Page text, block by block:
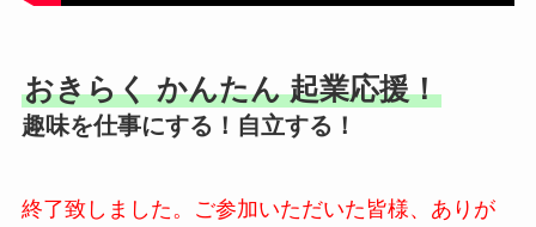
おきらく かんたん 起業応援！
趣味を仕事にする！自立する！
終了致しました。ご参加いただいた皆様、ありが